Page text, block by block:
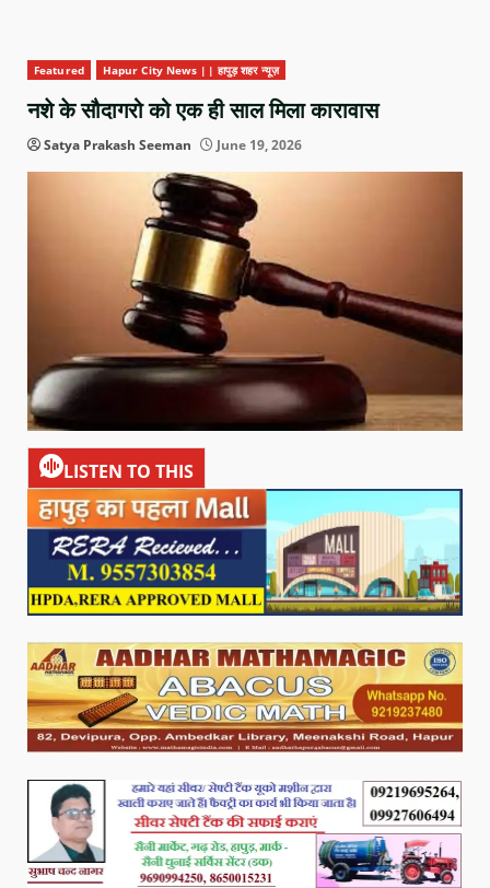
Featured Hapur City News || हापुड़ शहर न्यूज़
नशे के सौदागरो को एक ही साल मिला कारावास
Satya Prakash Seeman June 19, 2026
LISTEN TO THIS